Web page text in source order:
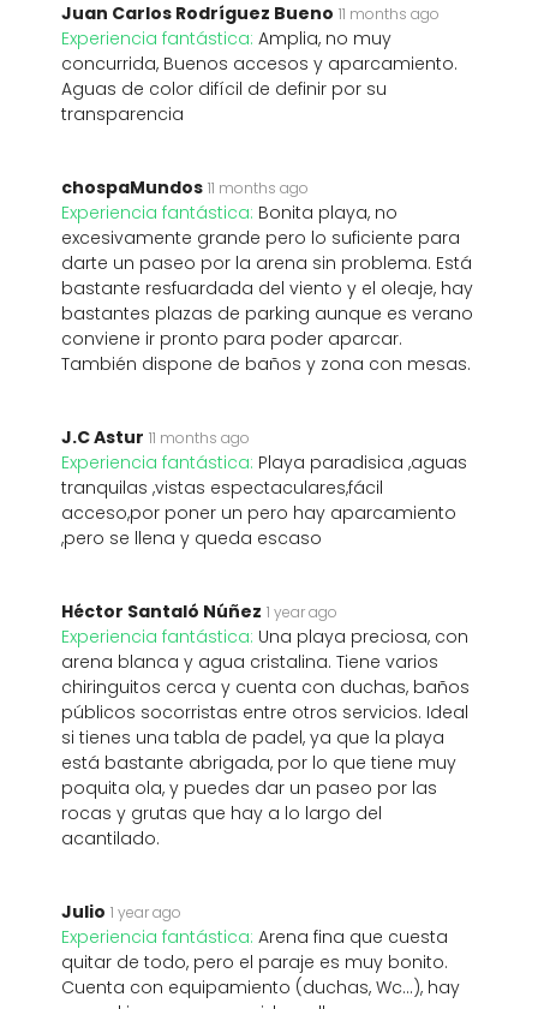
Juan Carlos Rodríguez Bueno 11 months ago
Experiencia fantástica: Amplia, no muy
concurrida, Buenos accesos y aparcamiento.
Aguas de color difícil de definir por su
transparencia
chospaMundos 11 months ago
Experiencia fantástica: Bonita playa, no
excesivamente grande pero lo suficiente para
darte un paseo por la arena sin problema. Está
bastante resfuardada del viento y el oleaje, hay
bastantes plazas de parking aunque es verano
conviene ir pronto para poder aparcar.
También dispone de baños y zona con mesas.
J.C Astur 11 months ago
Experiencia fantástica: Playa paradisica ,aguas
tranquilas ,vistas espectaculares,fácil
acceso,por poner un pero hay aparcamiento
,pero se llena y queda escaso
Héctor Santaló Núñez 1 year ago
Experiencia fantástica: Una playa preciosa, con
arena blanca y agua cristalina. Tiene varios
chiringuitos cerca y cuenta con duchas, baños
públicos socorristas entre otros servicios. Ideal
si tienes una tabla de padel, ya que la playa
está bastante abrigada, por lo que tiene muy
poquita ola, y puedes dar un paseo por las
rocas y grutas que hay a lo largo del
acantilado.
Julio 1 year ago
Experiencia fantástica: Arena fina que cuesta
quitar de todo, pero el paraje es muy bonito.
Cuenta con equipamiento (duchas, Wc...), hay